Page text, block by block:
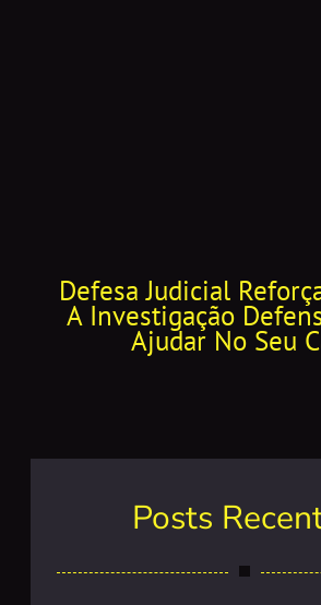
Defesa Judicial
A Investigação
Ajudar No Seu
Posts